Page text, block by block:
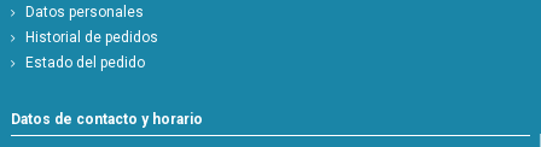
Datos personales
Historial de pedidos
Estado del pedido
Datos de contacto y horario